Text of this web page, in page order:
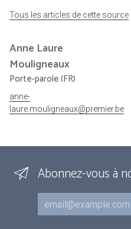
Tous les articles de cette source
Anne Laure
Mouligneaux
Porte-parole (FR)
anne-
laure.mouligneaux@premier.be
Abonnez-vous à
Courriel